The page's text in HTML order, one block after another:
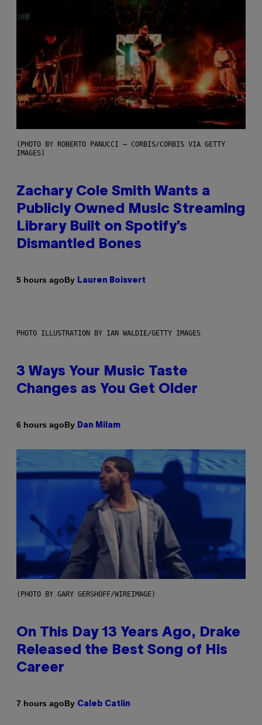
(PHOTO BY ROBERTO PANUCCI – CORBIS/CORBIS VIA GETTY
IMAGES)
Zachary Cole Smith Wants a
Publicly Owned Music Streaming
Library Built on Spotify’s
Dismantled Bones
5 hours agoBy Lauren Boisvert
PHOTO ILLUSTRATION BY IAN WALDIE/GETTY IMAGES
3 Ways Your Music Taste
Changes as You Get Older
6 hours agoBy Dan Milam
(PHOTO BY GARY GERSHOFF/WIREIMAGE)
On This Day 13 Years Ago, Drake
Released the Best Song of His
Career
7 hours agoBy Caleb Catlin